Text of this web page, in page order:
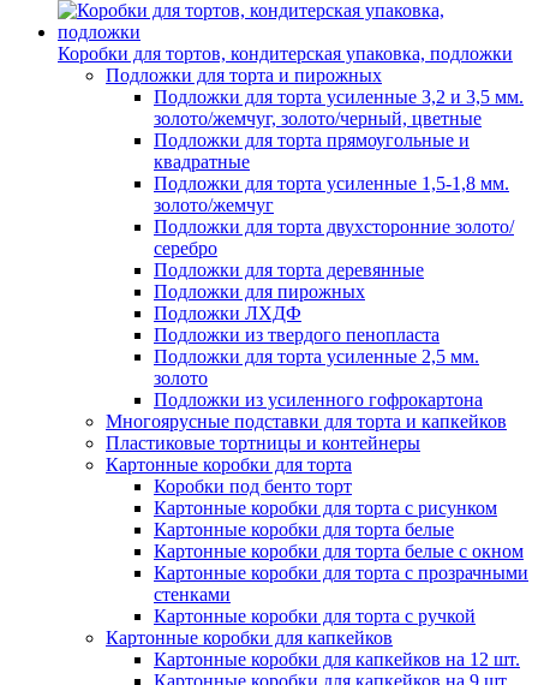
Коробки для тортов, кондитерская упаковка, подложки
Подложки для торта и пирожных
Подложки для торта усиленные 3,2 и 3,5 мм.
золото/жемчуг, золото/черный, цветные
Подложки для торта прямоугольные и
квадратные
Подложки для торта усиленные 1,5-1,8 мм.
золото/жемчуг
Подложки для торта двухсторонние золото/
серебро
Подложки для торта деревянные
Подложки для пирожных
Подложки ЛХДФ
Подложки из твердого пенопласта
Подложки для торта усиленные 2,5 мм.
золото
Подложки из усиленного гофрокартона
Многоярусные подставки для торта и капкейков
Пластиковые тортницы и контейнеры
Картонные коробки для торта
Коробки под бенто торт
Картонные коробки для торта с рисунком
Картонные коробки для торта белые
Картонные коробки для торта белые с окном
Картонные коробки для торта с прозрачными
стенками
Картонные коробки для торта с ручкой
Картонные коробки для капкейков
Картонные коробки для капкейков на 12 шт.
Картонные коробки для капкейков на 9 шт.